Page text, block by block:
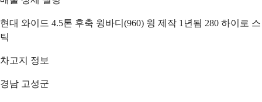
현대 와이드 4.5톤 후축 윙바디(960) 윙 제작 1년됨 280 하이로 스
틱
차고지 정보
경남 고성군